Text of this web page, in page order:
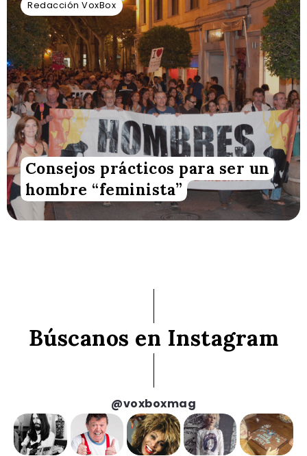
Redacción VoxBox
Consejos prácticos para ser un
hombre “feminista”
Búscanos en Instagram
@voxboxmag